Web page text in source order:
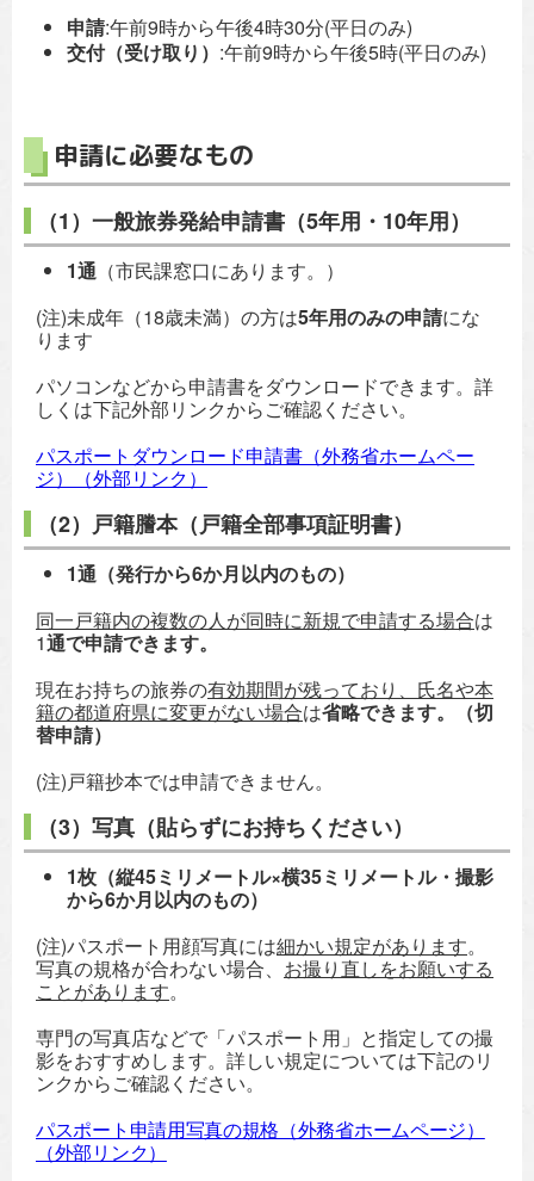
申請:午前9時から午後4時30分(平日のみ)
交付（受け取り） :午前9時から午後5時(平日のみ)
申請に必要なもの
（1）一般旅券発給申請書（5年用・10年用）
1通 （市民課窓口にあります。）
(注)未成年（18歳未満）の方は5年用のみの申請にな
ります
パソコンなどから申請書をダウンロードできます。詳
しくは下記外部リンクからご確認ください。
パスポートダウンロード申請書（外務省ホームペー
ジ）（外部リンク）
（2）戸籍謄本（戸籍全部事項証明書）
1通（発行から6か月以内のもの）
同一戸籍内の複数の人が同時に新規で申請する場合は
1通で申請できます。
現在お持ちの旅券の有効期間が残っており、氏名や本
籍の都道府県に変更がない場合は省略できます。（切
替申請）
(注)戸籍抄本では申請できません。
（3）写真（貼らずにお持ちください）
1枚（縦45ミリメートル×横35ミリメートル・撮影
から6か月以内のもの）
(注)パスポート用顔写真には細かい規定があります。
写真の規格が合わない場合、 お撮り直しをお願いする
ことがあります。
専門の写真店などで「パスポート用」と指定しての撮
影をおすすめします。詳しい規定については下記のリ
ンクからご確認ください。
パスポート申請用写真の規格（外務省ホームページ）
（外部リンク）